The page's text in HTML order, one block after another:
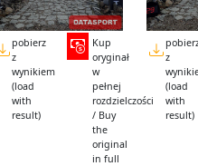
pobierz
z
wynikiem
(load
with
result)
Kup
oryginał
w
pełnej
rozdzielczości
/ Buy
the
original
in full
z
(load
with
result)